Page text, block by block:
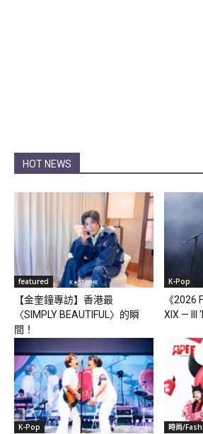
HOT NEWS
featured
【金奎鐘專訪】香港最
〈SIMPLY BEAUTIFUL〉的瞬
間！
K-Pop
《2026
XIX — III
K-Pop 時尚/